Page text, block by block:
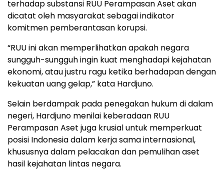
terhadap substansi RUU Perampasan Aset akan
dicatat oleh masyarakat sebagai indikator
komitmen pemberantasan korupsi.
“RUU ini akan memperlihatkan apakah negara
sungguh-sungguh ingin kuat menghadapi kejahatan
ekonomi, atau justru ragu ketika berhadapan dengan
kekuatan uang gelap,” kata Hardjuno.
Selain berdampak pada penegakan hukum di dalam
negeri, Hardjuno menilai keberadaan RUU
Perampasan Aset juga krusial untuk memperkuat
posisi Indonesia dalam kerja sama internasional,
khususnya dalam pelacakan dan pemulihan aset
hasil kejahatan lintas negara.